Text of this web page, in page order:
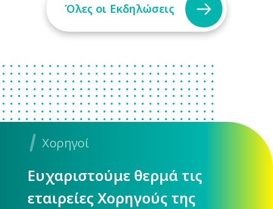
Όλες οι Εκδηλώσεις
Χορηγοί
Ευχαριστούμε θερμά τις
εταιρείες Χορηγούς της